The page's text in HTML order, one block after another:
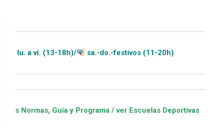
18h)/ sa.-do.-festivos (11-20h)
y Programa / ver Escuelas Deportivas